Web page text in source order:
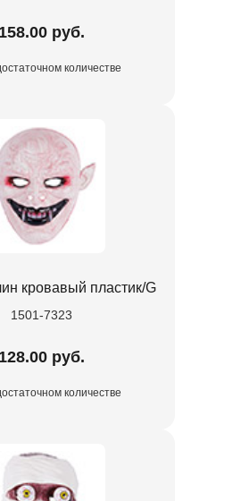
158.00 руб.
количестве
кровавый пластик/G
1501-7323
128.00 руб.
количестве